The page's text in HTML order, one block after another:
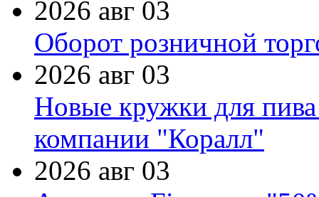
2026 авг 03
Оборот розничной
2026 авг 03
Новые кружки для
компании "Коралл"
2026 авг 03